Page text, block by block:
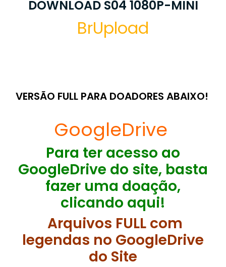
DOWNLOAD S04 1080P-MINI
BrUpload
VERSÃO FULL PARA DOADORES ABAIXO!
GoogleDrive
Para ter acesso ao
GoogleDrive do site, basta
fazer uma doação,
clicando aqui!
Arquivos FULL com
legendas no GoogleDrive
do Site